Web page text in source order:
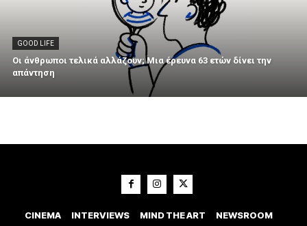
GOOD LIFE
Οι άνθρωποι τελικά αλλάζουν; Μια έρευνα 63 ετών δίνει την
απάντηση
CINEMA INTERVIEWS MIND THE ART
NEWSROOM